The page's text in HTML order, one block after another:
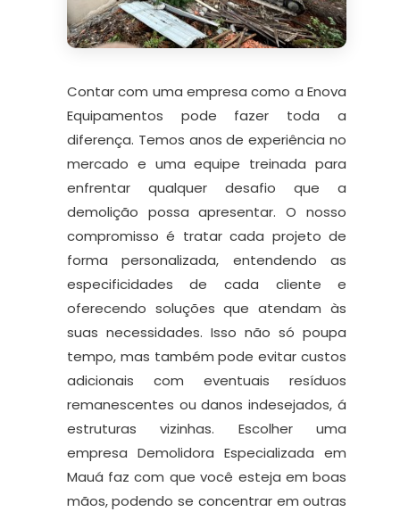
Contar com uma empresa como a Enova
Equipamentos pode fazer toda a
diferença. Temos anos de experiência no
mercado e uma equipe treinada para
enfrentar qualquer desafio que a
demolição possa apresentar. O nosso
compromisso é tratar cada projeto de
forma personalizada, entendendo as
especificidades de cada cliente e
oferecendo soluções que atendam às
suas necessidades. Isso não só poupa
tempo, mas também pode evitar custos
adicionais com eventuais resíduos
remanescentes ou danos indesejados, á
estruturas vizinhas. Escolher uma
empresa Demolidora Especializada em
Mauá faz com que você esteja em boas
mãos, podendo se concentrar em outras